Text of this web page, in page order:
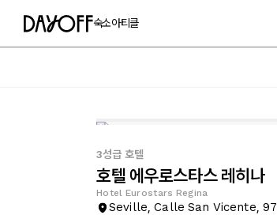
숙소아티클
3성급 호텔
호텔 에우로스타스 레히나
Hotel Eurostars Regina
Seville, Calle San Vicente, 97